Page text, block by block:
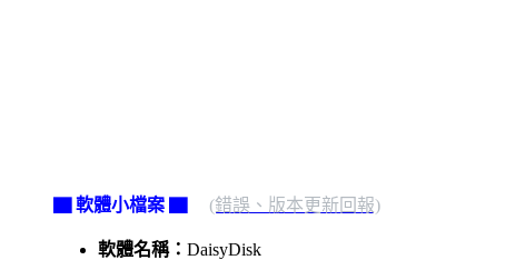
▇ 軟體小檔案 ▇ (錯誤、版本更新回報)
軟體名稱： DaisyDisk